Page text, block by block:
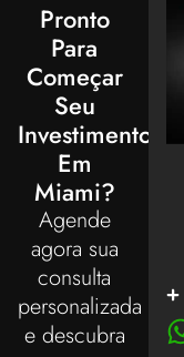
Pronto
Para
Começar
Seu
Investimento
Em
Miami?
Agende
agora sua
consulta
personalizada
e descubra